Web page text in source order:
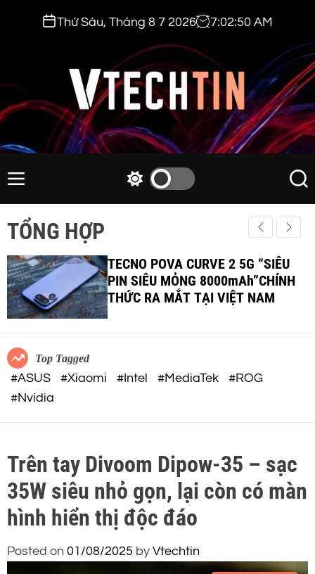
t
o
c
o
e
Thứ Sáu, Tháng 8 7 2026 7:02:52 AM
v
c
h
t
i
.
c
m
M
e
w
h
c
o
o
d
S
e
a
r
h
TỔNG HỢP
TECNO POVA CURVE 2 5G “SIÊU
PIN SIÊU MỎNG 8000mAh”CHÍNH
THỨC RA MẮT TẠI VIỆT NAM
Top Tagged
#ASUS #Xiaomi #Intel #MediaTek
#ROG
#Nvidia
Trên tay Divoom Dipow-35 – sạc
35W siêu nhỏ gọn, lại còn có màn
hình hiển thị độc đáo
Posted on 01/08/2025 by Vtechtin